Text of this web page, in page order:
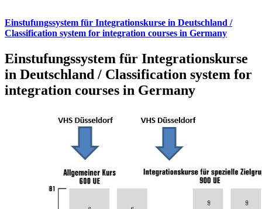
Einstufungssystem für Integrationskurse in Deutschland /
Classification system for integration courses in Germany
Einstufungssystem für Integrationskurse
in Deutschland / Classification system for
integration courses in Germany